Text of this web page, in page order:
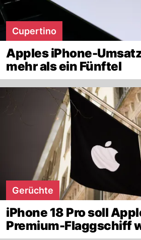
Cupertino
Apples iPhone-
mehr als ein Fünftel
Gerüchte
iPhone 18 Pro soll
Premium-Flaggschiff